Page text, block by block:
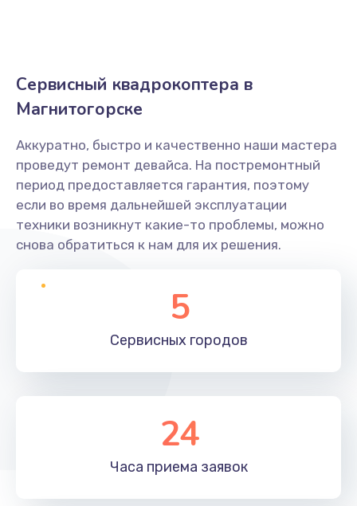
Сервисный квадрокоптера в
Магнитогорске
Аккуратно, быстро и качественно наши мастера
проведут ремонт девайса. На постремонтный
период предоставляется гарантия, поэтому
если во время дальнейшей эксплуатации
техники возникнут какие-то проблемы, можно
снова обратиться к нам для их решения.
5
Сервисных городов
24
Часа приема заявок